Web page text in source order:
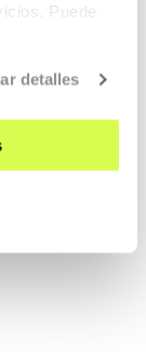
Puede
detalles